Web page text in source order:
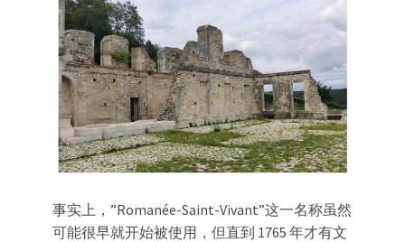
事实上，”Romanée-Saint-Vivant”这一名称虽然
可能很早就开始被使用，但直到 1765 年才有文